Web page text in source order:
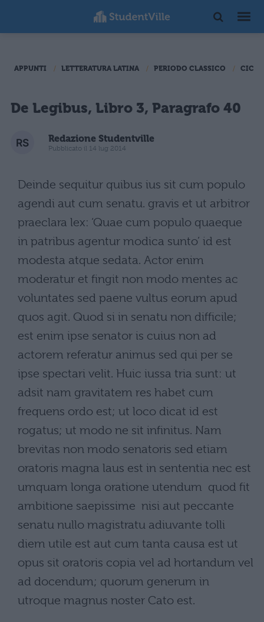
APPUNTI LETTERATURA LATINA PERIODO CLASSICO
De Legibus, Libro 3, Paragrafo 40
Redazione Studentville
Pubblicato il 14 lug 2014
Deinde sequitur quibus ius sit cum populo
agendi aut cum senatu. gravis et ut arbitror
praeclara lex: ‘Quae cum populo quaeque
in patribus agentur modica sunto’ id est
modesta atque sedata. Actor enim
moderatur et fingit non modo mentes ac
voluntates sed paene vultus eorum apud
quos agit. Quod si in senatu non difficile;
est enim ipse senator is cuius non ad
actorem referatur animus sed qui per se
ipse spectari velit. Huic iussa tria sunt: ut
adsit nam gravitatem res habet cum
frequens ordo est; ut loco dicat id est
rogatus; ut modo ne sit infinitus. Nam
brevitas non modo senatoris sed etiam
oratoris magna laus est in sententia nec est
umquam longa oratione utendum  quod fit
ambitione saepissime  nisi aut peccante
senatu nullo magistratu adiuvante tolli
diem utile est aut cum tanta causa est ut
opus sit oratoris copia vel ad hortandum vel
ad docendum; quorum generum in
utroque magnus noster Cato est.